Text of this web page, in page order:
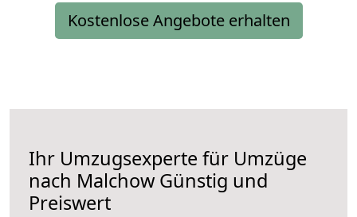
Kostenlose Angebote erhalten
Ihr Umzugsexperte für Umzüge
nach Malchow Günstig und
Preiswert